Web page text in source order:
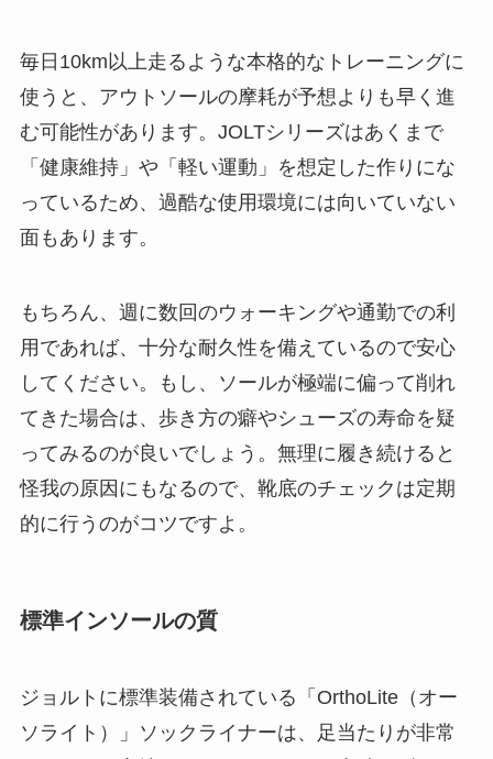
毎日10km以上走るような本格的なトレーニングに
使うと、アウトソールの摩耗が予想よりも早く進
む可能性があります。JOLTシリーズはあくまで
「健康維持」や「軽い運動」を想定した作りにな
っているため、過酷な使用環境には向いていない
面もあります。
もちろん、週に数回のウォーキングや通勤での利
用であれば、十分な耐久性を備えているので安心
してください。もし、ソールが極端に偏って削れ
てきた場合は、歩き方の癖やシューズの寿命を疑
ってみるのが良いでしょう。無理に履き続けると
怪我の原因にもなるので、靴底のチェックは定期
的に行うのがコツですよ。
標準インソールの質
ジョルトに標準装備されている「OrthoLite（オー
ソライト）」ソックライナーは、足当たりが非常